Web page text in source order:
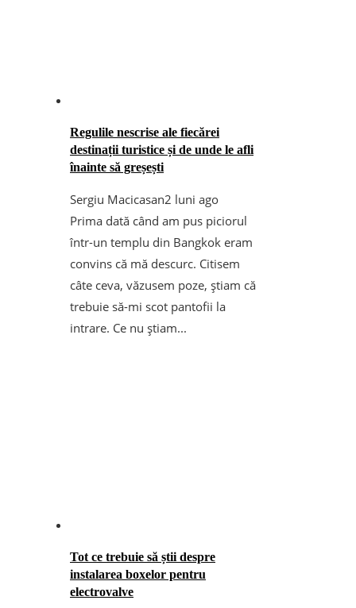
Regulile nescrise ale fiecărei
destinații turistice și de unde le afli
înainte să greșești
Sergiu Macicasan2 luni ago
Prima dată când am pus piciorul
într-un templu din Bangkok eram
convins că mă descurc. Citisem
câte ceva, văzusem poze, știam că
trebuie să-mi scot pantofii la
intrare. Ce nu știam...
Tot ce trebuie să știi despre
instalarea boxelor pentru
electrovalve